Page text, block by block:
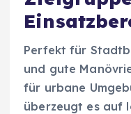
Perfekt für
und gute
für urbane
überzeugt es auf